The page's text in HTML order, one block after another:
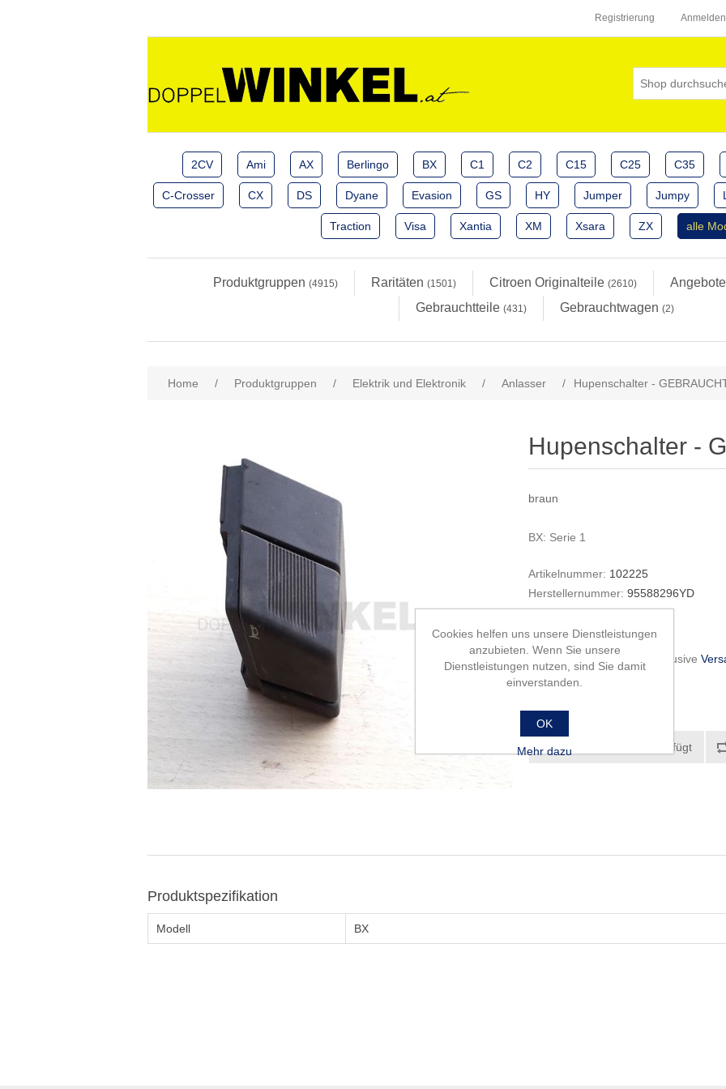
Registrierung Anmelden
2CV Ami AX Berlingo BX C1 C2 C15 C25 C35
C-Crosser CX DS Dyane Evasion GS HY Jumper Jumpy
Traction Visa Xantia XM Xsara ZX alle
Produktgruppen (4915) Raritäten (1501) Citroen Originalteile (2610) Angebote
Gebrauchtteile (431) Gebrauchtwagen (2)
Home / Produktgruppen / Elektrik und Elektronik / Anlasser / Hupenschalter -
Hupenschalter -
braun
BX: Serie 1
Artikelnummer: 102225
Herstellernummer: 95588296YD
20,00 €
inkl. gesetzliche MwSt., exklusive
Produktspezifikation
Modell BX
Cookies helfen uns unsere Dienstleistungen
anzubieten. Wenn Sie unsere
Dienstleistungen nutzen, sind Sie damit
einverstanden.
OK
Mehr dazu